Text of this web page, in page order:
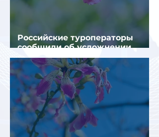
Российские туроператоры
сообщили об усложнении
получения виз в Грецию